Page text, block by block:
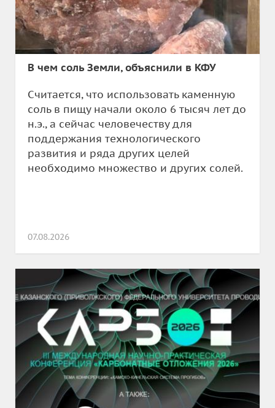
В чем соль Земли, объяснили в КФУ
Считается, что использовать каменную
соль в пищу начали около 6 тысяч лет до
н.э., а сейчас человечеству для
поддержания технологического
развития и ряда других целей
необходимо множество и других солей.
07.08.2026